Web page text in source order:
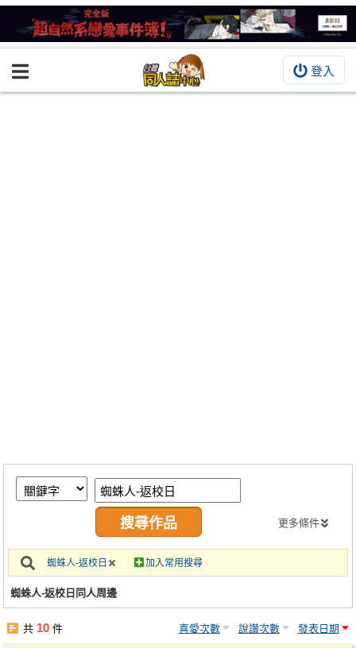
登入
BOOKY書集倉庫
繪圖藝廊
交流中心
攤位轉讓區
會員功能選單
註冊會員
更多條件
蜘蛛人-返校日 加入常用搜尋
蜘蛛人-返校日同人周邊
共 10 件 喜愛次數 說讚次數 發表日期